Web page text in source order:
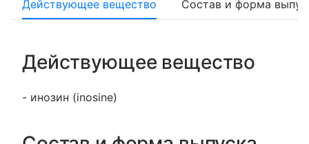
Действующее вещество Состав и форма
Действующее вещество
- инозин (inosine)